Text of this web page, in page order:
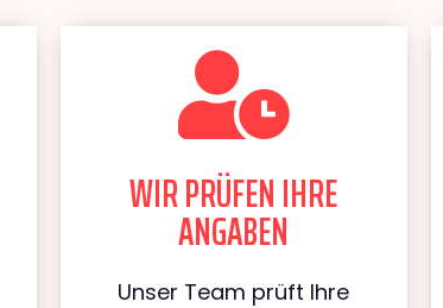
WIR PRÜFEN IHRE
ANGABEN
Unser Team prüft Ihre